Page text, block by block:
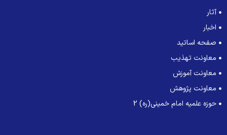
آثار
اخبار
صفحه اساتید
معاونت تهذیب
معاونت آموزش
معاونت پژوهش
حوزه علمیه امام خمینی(ره) 2